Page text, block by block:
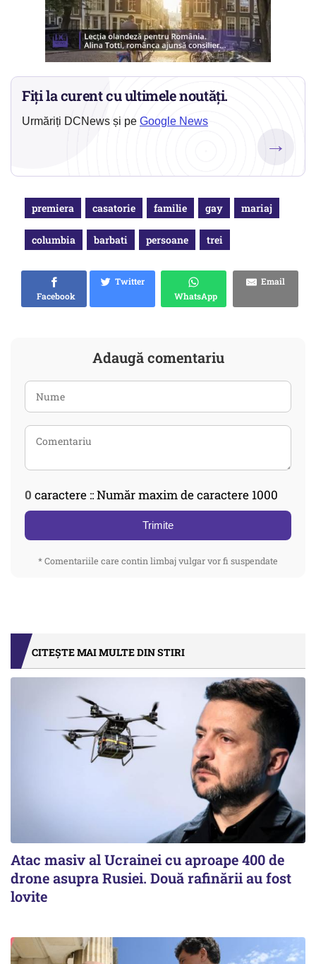
Fiți la curent cu ultimele noutăți.
Urmăriți DCNews și pe Google News
→
premiera casatorie familie gay mariaj
columbia barbati persoane trei
Facebook
Twitter
WhatsApp
Email
Adaugă comentariu
0 caractere :: Număr maxim de caractere 1000
Trimite
* Comentariile care contin limbaj vulgar vor fi suspendate
CITEȘTE MAI MULTE DIN STIRI
Atac masiv al Ucrainei cu aproape 400 de
drone asupra Rusiei. Două rafinării au fost
lovite